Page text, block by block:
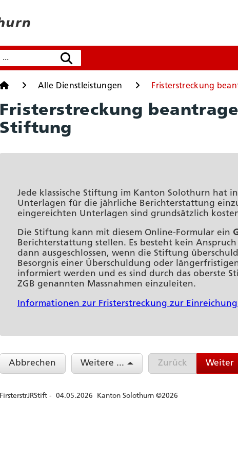
Suchen
StartseiteAlle Dienstleistungen Fristerstreckung
Fristerstreckung
Stiftung